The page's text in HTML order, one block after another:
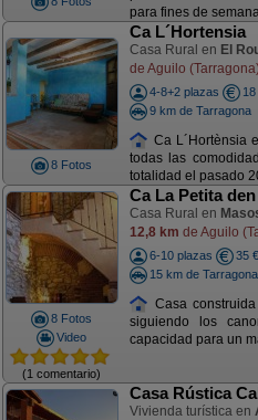
para fines de
8 Fotos
Ca L´Hortensia
Casa Rural en El
de Aguilo (Tarragona)
4-8+2 plazas
18
9 km de Tarragona
Ca L´Hortènsia
todas las
totalidad el pasado
8 Fotos
Video
(1 comentario)
Ca La Petita
Casa Rural en
12,8 km de Aguilo
6-10 plazas
35 €
15 km de Tarragona
Casa
siguiendo los
capacidad para un
Casa Rústica
Vivienda turística en